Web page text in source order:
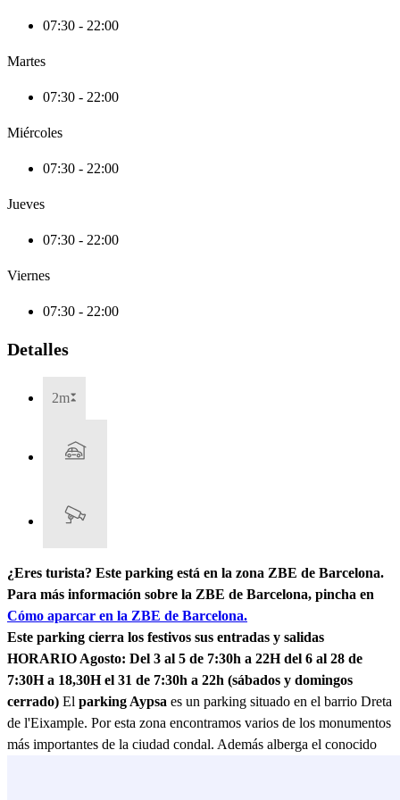
07:30 - 22:00
Martes
07:30 - 22:00
Miércoles
07:30 - 22:00
Jueves
07:30 - 22:00
Viernes
07:30 - 22:00
Detalles
2m
¿Eres turista? Este parking está en la zona ZBE de Barcelona.
Para más información sobre la ZBE de Barcelona, pincha en
Cómo aparcar en la ZBE de Barcelona.
Este parking cierra los festivos sus entradas y salidas
HORARIO Agosto: Del 3 al 5 de 7:30h a 22H del 6 al 28 de
7:30H a 18,30H el 31 de 7:30h a 22h (sábados y domingos
cerrado) El parking Aypsa es un parking situado en el barrio Dreta
de l'Eixample. Por esta zona encontramos varios de los monumentos
más importantes de la ciudad condal. Además alberga el conocido